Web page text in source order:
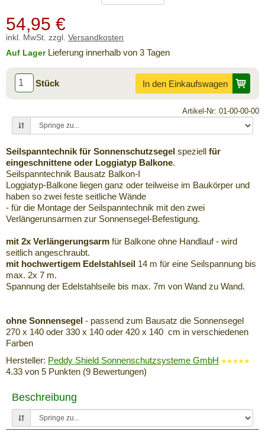
54,95 €
inkl. MwSt. zzgl. Versandkosten
Auf LagerLieferung innerhalb von 3 Tagen
Stück In den Einkaufswagen
Artikel-Nr: 01-00-00-00
Seilspanntechnik für Sonnenschutzsegel speziell für
eingeschnittene oder Loggiatyp Balkone.
Seilspanntechnik Bausatz Balkon-I
Loggiatyp-Balkone liegen ganz oder teilweise im Baukörper und
haben so zwei feste seitliche Wände
- für die Montage der Seilspanntechnik mit den zwei
Verlängerunsarmen zur Sonnensegel-Befestigung.
mit 2x Verlängerungsarm für Balkone ohne Handlauf - wird
seitlich angeschraubt.
mit hochwertigem Edelstahlseil 14 m für eine Seilspannung bis
max. 2x 7 m.
Spannung der Edelstahlseile bis max. 7m von Wand zu Wand.
ohne Sonnensegel - passend zum Bausatz die Sonnensegel
270 x 140 oder 330 x 140 oder 420 x 140 cm in verschiedenen
Farben
Hersteller: Peddy Shield Sonnenschutzsysteme GmbH
4.33 von 5 Punkten (9 Bewertungen)
Beschreibung